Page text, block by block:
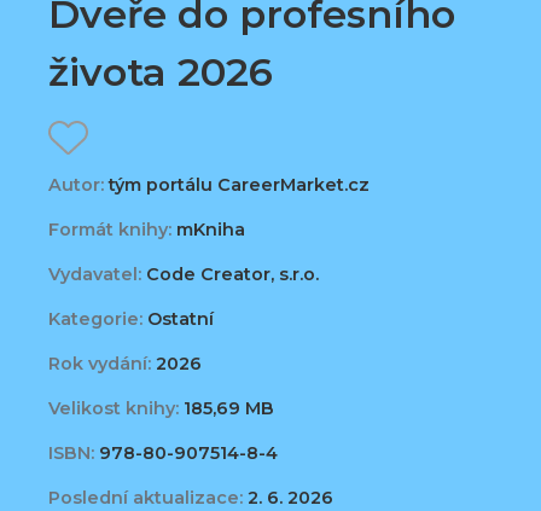
Dveře do profesního
života 2026
Autor:tým portálu CareerMarket.cz
Formát knihy: mKniha
Vydavatel: Code Creator, s.r.o.
Kategorie: Ostatní
Rok vydání: 2026
Velikost knihy: 185,69 MB
ISBN: 978-80-907514-8-4
Poslední aktualizace: 2. 6. 2026